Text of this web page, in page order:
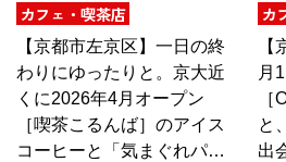
カフェ・喫茶店
【京都市左京区】一日の終
わりにゆったりと。京大近
くに2026年4月オープン
［喫茶こるんば］のアイス
コーヒーと「気まぐれパス
カ
月
［
と
出